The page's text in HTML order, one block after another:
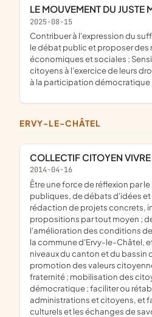
LE MOUVEMENT DU JUSTE
2025-08-15
contribuer à l'expression du suffrage universel ; Animer
le débat public et proposer
économiques et sociales ;
citoyens à l'exercice de leurs
à la participation démocratique
ERVY-LE-CHÂTEL
COLLECTIF CITOYEN
2014-04-16
être une force de réflexion par le biais de réunions
publiques, de débats d'idées
rédaction de projets concrets,
propositions par tout moyen ;
l'amélioration des conditions
la commune d'Ervy-le-Châtel,
niveaux du canton et du bassin
promotion des valeurs
fraternité ; mobilisation des
démocratique ; faciliter ou
administrations et citoyens, et
culturels et les échanges de